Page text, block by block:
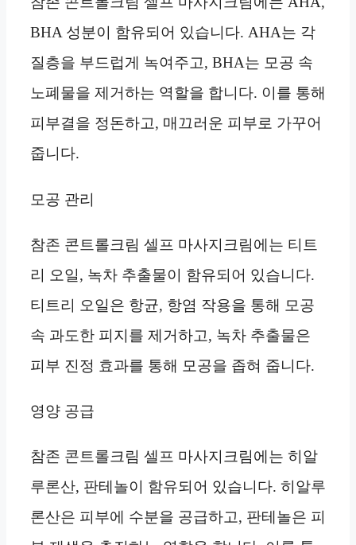
BHA 성분이 함유되어 있습니다. AHA는 각
질층을 부드럽게 녹여주고, BHA는 모공 속
노폐물을 제거하는 역할을 합니다. 이를 통해
피부결을 정돈하고, 매끄러운 피부로 가꾸어
줍니다.
모공 관리
참존 콘트롤크림 셀프 마사지크림에는 티트
리 오일, 녹차 추출물이 함유되어 있습니다.
티트리 오일은 항균, 항염 작용을 통해 모공
속 과도한 피지를 제거하고, 녹차 추출물은
피부 진정 효과를 통해 모공을 좁혀 줍니다.
영양 공급
참존 콘트롤크림 셀프 마사지크림에는 히알
루론산, 판테놀이 함유되어 있습니다. 히알루
론산은 피부에 수분을 공급하고, 판테놀은 피